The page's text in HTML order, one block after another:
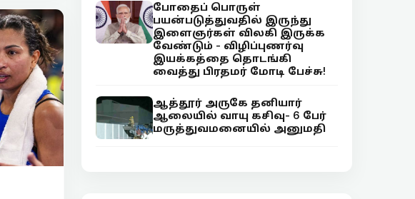
போதைப் பொருள்
பயன்படுத்துவதில் இருந்து
இளைஞர்கள் விலகி இருக்க
வேண்டும் - விழிப்புணர்வு
இயக்கத்தை தொடங்கி
வைத்து பிரதமர் மோடி பேச்சு!
ஆத்தூர் அருகே தனியார்
ஆலையில் வாயு கசிவு- 6 பேர்
மருத்துவமனையில் அனுமதி